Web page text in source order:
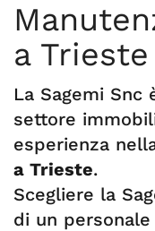
a Trieste
La Sagemi Snc
settore
esperienza
a Trieste.
Scegliere la
di un